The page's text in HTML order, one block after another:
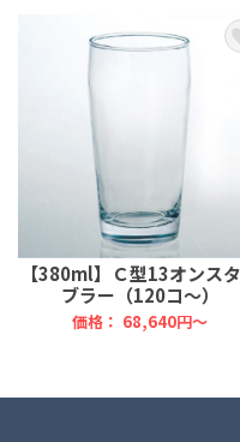
【380ml】Ｃ型13オンス
ブラー（120コ～）
価格： 68,640円～